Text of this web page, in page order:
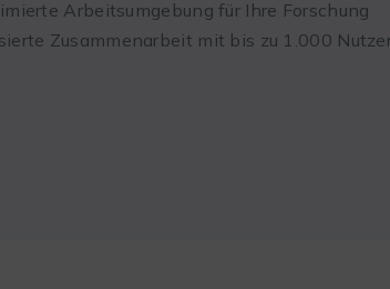
Arbeitsumgebung für Ihre Forschung
Zusammenarbeit mit bis zu 1.000